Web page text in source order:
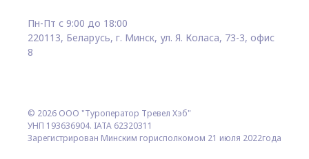
Пн-Пт с 9:00 до 18:00
220113, Беларусь, г. Минск, ул. Я. Коласа, 73-3, офис
8
© 2026 ООО "Туроператор Тревел Хэб"
УНП 193636904. IATA 62320311
Зарегистрирован Минским горисполкомом 21 июля 2022года